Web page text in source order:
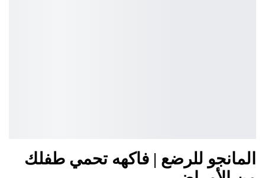
المانجو للرضع | فاكهه تحمي طفلك